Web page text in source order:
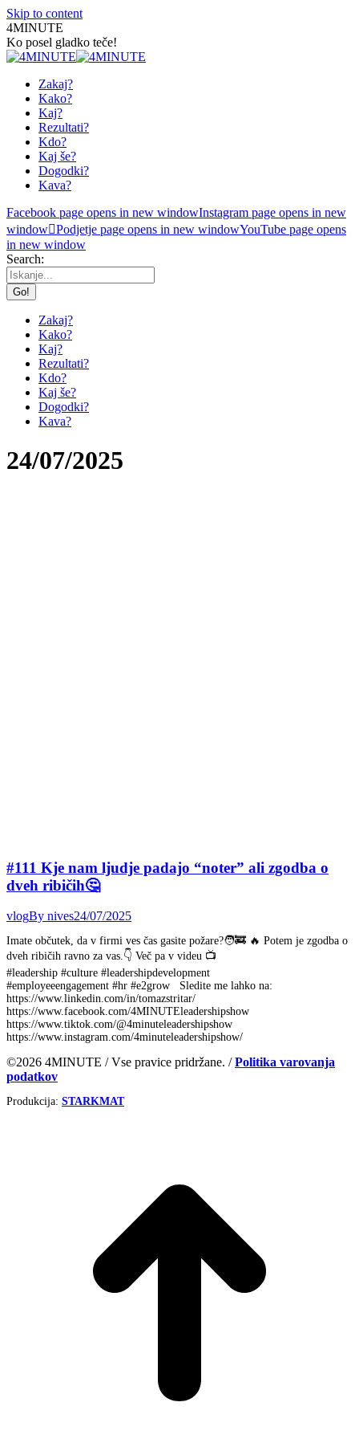
Skip to content
4MINUTE
Ko posel gladko teče!
Zakaj?
Kako?
Kaj?
Rezultati?
Kdo?
Kaj še?
Dogodki?
Kava?
Facebook page opens in new windowInstagram page opens in new
window Podjetje page opens in new windowYouTube page opens
in new window
Search:
Zakaj?
Kako?
Kaj?
Rezultati?
Kdo?
Kaj še?
Dogodki?
Kava?
24/07/2025
#111 Kje nam ljudje padajo “noter” ali zgodba o
dveh ribičih🤔
vlogBy nives24/07/2025
Imate občutek, da v firmi ves čas gasite požare?🧑‍🚒 🔥 Potem je zgodba o
dveh ribičih ravno za vas.👇 Več pa v videu 📺
#leadership #culture #leadershipdevelopment
#employeeengagement #hr #e2grow Sledite me lahko na:
https://www.linkedin.com/in/tomazstritar/
https://www.facebook.com/4MINUTEleadershipshow
https://www.tiktok.com/@4minuteleadershipshow
https://www.instagram.com/4minuteleadershipshow/
©2026 4MINUTE / Vse pravice pridržane. /Politika varovanja
podatkov
Produkcija: STARKMAT